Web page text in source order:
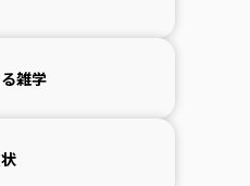
雑学